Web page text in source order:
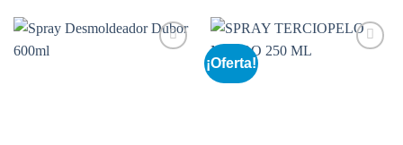
¡Oferta!